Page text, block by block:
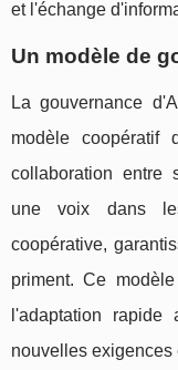
et l'échange
Un modèle de
La gouvernance
modèle
collaboration entre
une voix dans
coopérative,
priment. Ce
l'adaptation
nouvelles exigences